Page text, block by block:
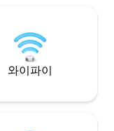
都很欢迎。在这里
区，同时也可以住
와이파이